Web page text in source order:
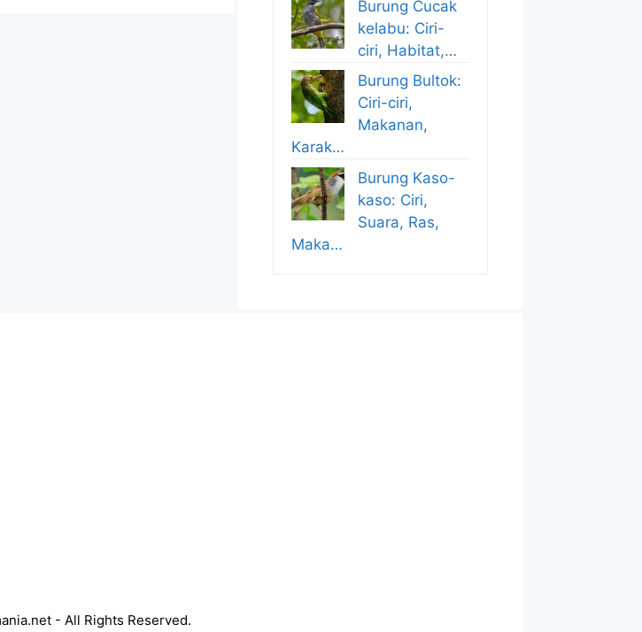
Burung Cucak
kelabu: Ciri-
ciri, Habitat,…
Burung Bultok:
Ciri-ciri,
Makanan,
Karak…
Burung Kaso-
kaso: Ciri,
Suara, Ras,
Maka…
- All Rights Reserved.